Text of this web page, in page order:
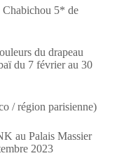
Chabichou 5* de
du drapeau
du 7 février au 30
/ région parisienne)
au Palais Massier
2023